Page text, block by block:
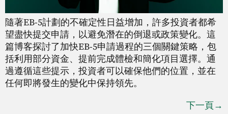
隨著EB-5計劃的不確定性日益增加，許多投資者都希
望盡快提交申請，以避免潛在的倒退或政策變化。這
篇博客探討了加快EB-5申請過程的三個關鍵策略，包
括利用部分資金、提前完成體檢和簡化項目選擇。通
過遵循這些提示，投資者可以確保他們的位置，並在
任何即將發生的變化中保持領先。
下一頁→